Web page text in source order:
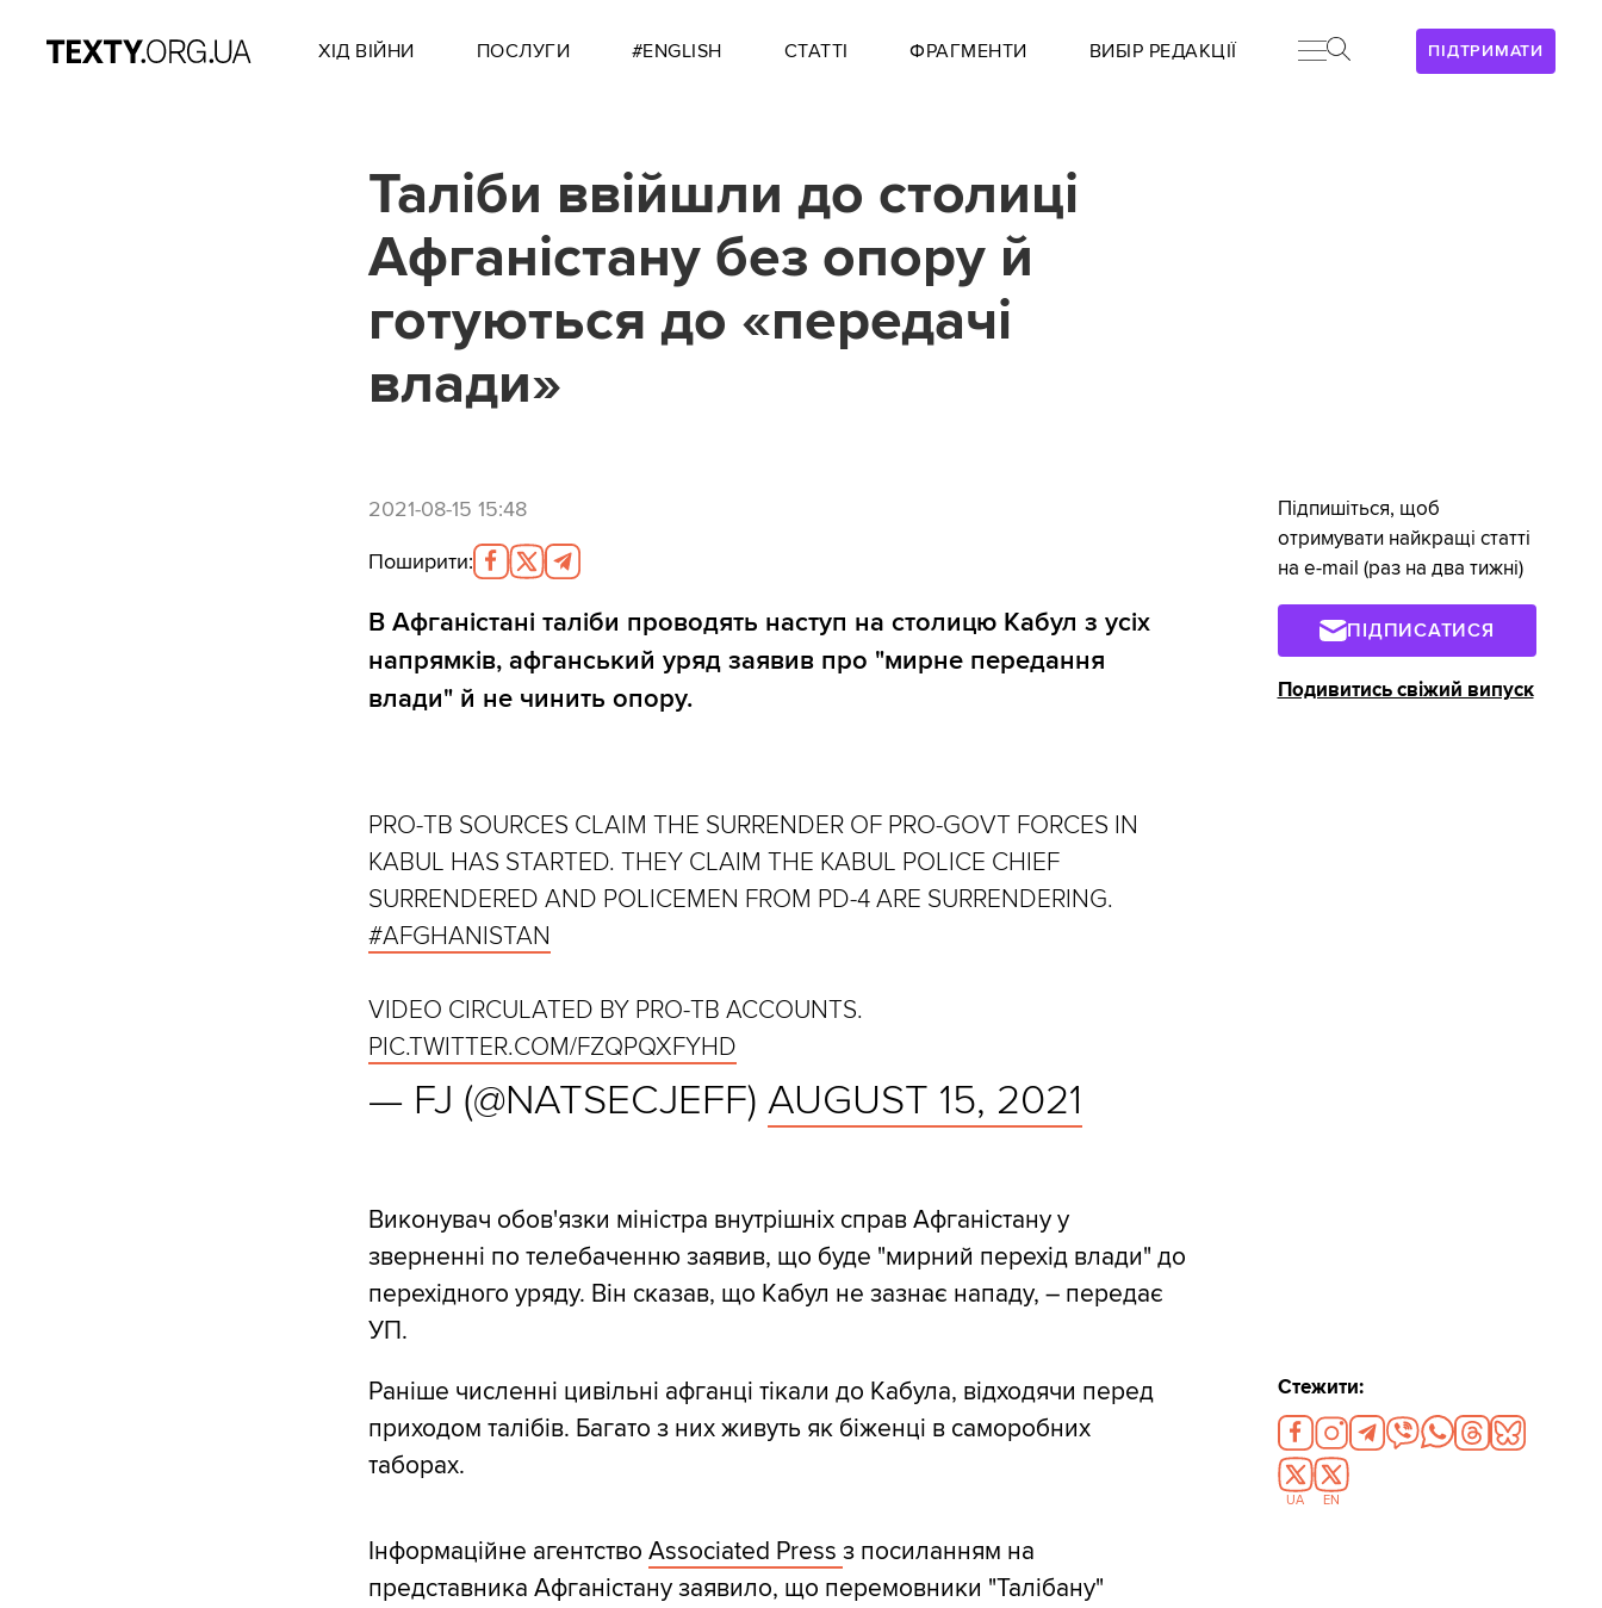
ПІДТРИМАТИ
ХІД ВІЙНИ ПОСЛУГИ #ENGLISH СТАТТІ ФРАГМЕНТИ ВИБІР РЕДАКЦІЇ
Таліби ввійшли до столиці
Афганістану без опору й
готуються до «передачі
влади»
2021-08-15 15:48
Поширити:
В Афганістані таліби проводять наступ на столицю Кабул з усіх
напрямків, афганський уряд заявив про "мирне передання
влади" й не чинить опору.
PRO-TB SOURCES CLAIM THE SURRENDER OF PRO-GOVT FORCES IN
KABUL HAS STARTED. THEY CLAIM THE KABUL POLICE CHIEF
SURRENDERED AND POLICEMEN FROM PD-4 ARE SURRENDERING.
#AFGHANISTAN
VIDEO CIRCULATED BY PRO-TB ACCOUNTS.
PIC.TWITTER.COM/FZQPQXFYHD
— FJ (@NATSECJEFF) AUGUST 15, 2021
Виконувач обов'язки міністра внутрішніх справ Афганістану у
зверненні по телебаченню заявив, що буде "мирний перехід влади" до
перехідного уряду. Він сказав, що Кабул не зазнає нападу, – передає
УП.
Раніше численні цивільні афганці тікали до Кабула, відходячи перед
приходом талібів. Багато з них живуть як біженці в саморобних
таборах.
Інформаційне агентство Associated Press з посиланням на
представника Афганістану заявило, що перемовники "Талібану"
Підпишіться, щоб
отримувати найкращі статті
на e-mail (раз на два тижні)
ПІДПИСАТИСЯ
Подивитись свіжий випуск
Стежити:
UA EN